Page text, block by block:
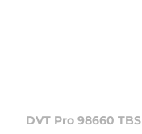
DVT Pro 98660 TBS